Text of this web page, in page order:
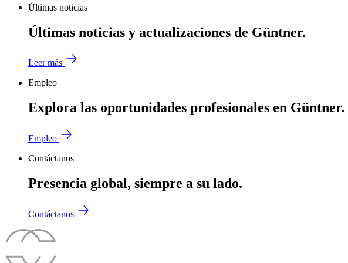
Últimas noticias
Últimas noticias y actualizaciones de Güntner.
Leer más
Empleo
Explora las oportunidades profesionales en Güntner.
Empleo
Contáctanos
Presencia global, siempre a su lado.
Contáctanos